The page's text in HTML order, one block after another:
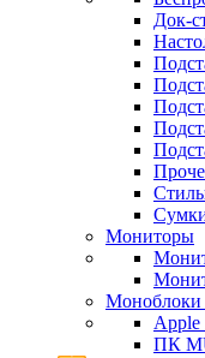
Док-
Мониторы
Моноблоки
ПК